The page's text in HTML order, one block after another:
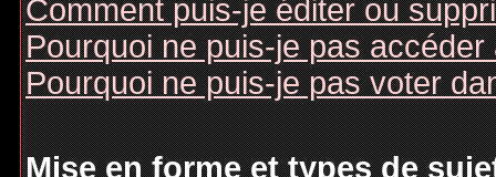
Comment puis-je éditer ou
Pourquoi ne puis-je pas accéder
Pourquoi ne puis-je pas voter
Mise en forme et types de